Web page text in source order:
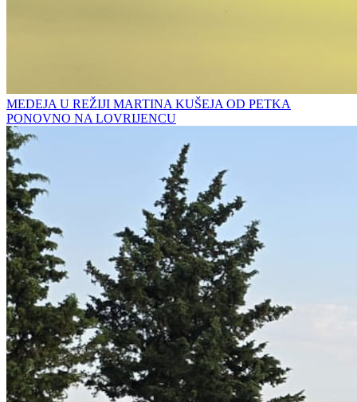
MEDEJA U REŽIJI MARTINA KUŠEJA OD PETKA
PONOVNO NA LOVRIJENCU